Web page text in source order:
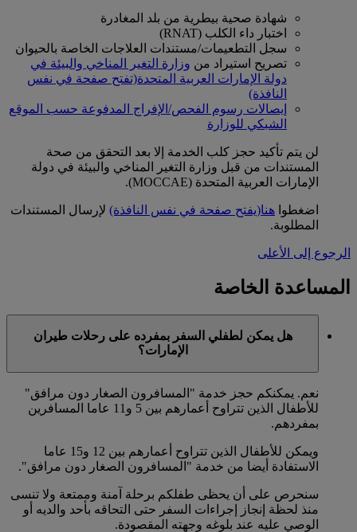
شهادة صحية بيطرية من بلد المغادرة
اختبار داء الكلب (RNAT)
سجل التطعيمات/مستندات العلاجات الخاصة بالحيوان
تصريح استيراد من وزارة التغير المناخي والبيئة في
دولة الإمارات العربية المتحدة(تفتح صفحة في نفس
النافذة)
إيصالات رسوم الفحص/الإفراج المدفوعة حسب الموقع
الشبكي للوزارة
لن يتم تأكيد حجز كلب الخدمة إلا بعد التحقق من صحة
المستندات من قبل وزارة التغير المناخي والبيئة في دولة
الإمارات العربية المتحدة (MOCCAE).
اضغطوا هنا(يفتح صفحة في نفس النافذة) لإرسال المستندات
المطلوبة.
الرجوع إلى الأعلى
المساعدة الخاصة
هل يمكن لطفلي السفر بمفرده على رحلات طيران
الإمارات؟
نعم. يمكنكم حجز خدمة "المسافرون الصغار دون مرافق"
للأطفال الذين تتراوح أعمارهم بين 5 و11 عاما المسافرين
بمفردهم.
ويمكن للأطفال الذين تتراوح أعمارهم بين 12 و15 عاما
الاستفادة أيضا من خدمة "المسافرون الصغار دون مرافق".
سنحرص على أن يحظى طفلكم برحلة آمنة وممتعة ولا تنسى
منذ لحظة إنجاز إجراءات السفر حتى التحاقه بأحد والديه أو
الوصي عليه عند بلوغه وجهته المقصودة.